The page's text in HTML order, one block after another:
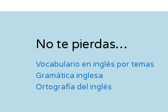
No te pierdas…
Vocabulario en inglés por temas
Gramática inglesa
Ortografía del inglés